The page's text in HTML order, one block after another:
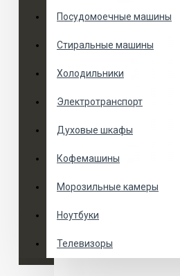
Посудомоечные машины
Стиральные машины
Холодильники
Электротранспорт
Духовые шкафы
Кофемашины
Морозильные камеры
Ноутбуки
Телевизоры